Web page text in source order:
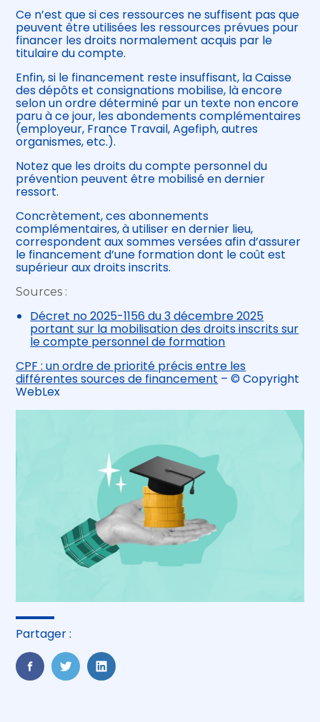
Ce n’est que si ces ressources ne suffisent pas que
peuvent être utilisées les ressources prévues pour
financer les droits normalement acquis par le
titulaire du compte.
Enfin, si le financement reste insuffisant, la Caisse
des dépôts et consignations mobilise, là encore
selon un ordre déterminé par un texte non encore
paru à ce jour, les abondements complémentaires
(employeur, France Travail, Agefiph, autres
organismes, etc.).
Notez que les droits du compte personnel du
prévention peuvent être mobilisé en dernier
ressort.
Concrètement, ces abonnements
complémentaires, à utiliser en dernier lieu,
correspondent aux sommes versées afin d’assurer
le financement d’une formation dont le coût est
supérieur aux droits inscrits.
Sources :
Décret no 2025-1156 du 3 décembre 2025
portant sur la mobilisation des droits inscrits sur
le compte personnel de formation
CPF : un ordre de priorité précis entre les
différentes sources de financement – © Copyright
WebLex
Partager :
FaceBook
TwitterLinkedIn